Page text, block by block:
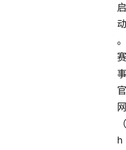
启
动
。
赛
事
官
网
（
h